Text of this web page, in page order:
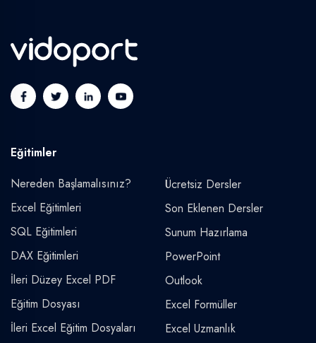
Eğitimler
Nereden Başlamalısınız?
Excel Eğitimleri
SQL Eğitimleri
DAX Eğitimleri
İleri Düzey Excel PDF
Eğitim Dosyası
İleri Excel Eğitim Dosyaları
Ücretsiz Dersler
Son Eklenen Dersler
Sunum Hazırlama
PowerPoint
Outlook
Excel Formüller
Excel Uzmanlık